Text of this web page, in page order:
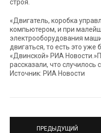
строя.
«Двигатель, коробка
компьютером, и при
электрооборудования
двигаться, то есть это
«Двинской» РИА
рассказали, что случилось
Источник: РИА Новости
ПРЕДЫДУЩИЙ